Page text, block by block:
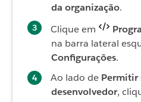
da organização.
Clique em
na barra lateral
Configurações.
Ao lado de Permitir
desenvolvedor,